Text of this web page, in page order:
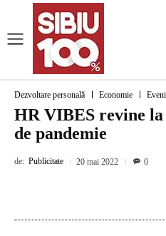
Dezvoltare personală Economie
HR VIBES revine
de pandemie
de: Publicitate 20 mai 2022 0